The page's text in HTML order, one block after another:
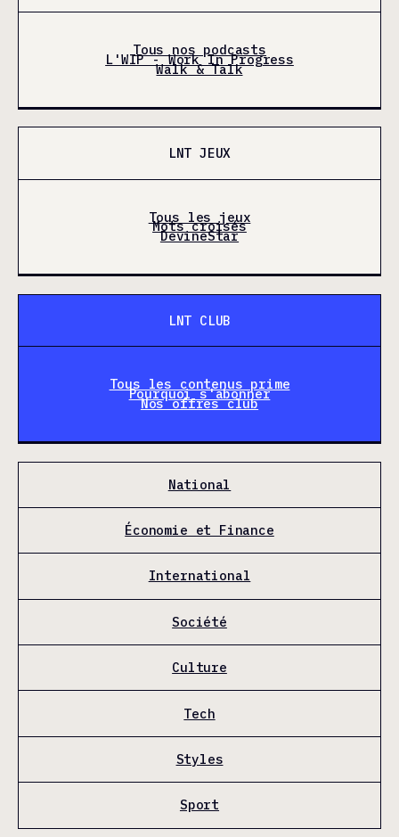
Tous nos podcasts
L'WIP - Work In Progress
Walk & Talk
LNT JEUX
Tous les jeux
Mots croisés
DevineStar
LNT CLUB
Tous les contenus prime
Pourquoi s'abonner
Nos offres club
National
Économie et Finance
International
Société
Culture
Tech
Styles
Sport